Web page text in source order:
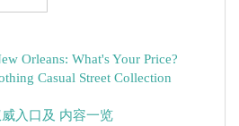
Orleans: What's Your Price?
Casual Street Collection
入口及 内容一览